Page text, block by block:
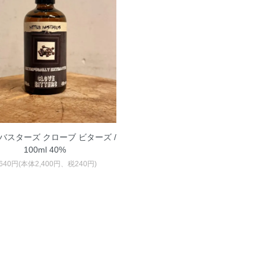
スターズ クローブ ビターズ /
100ml 40%
円(本体2,400円、税240円)